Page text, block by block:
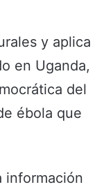
y aplica
en Uganda,
del
ébola que
información